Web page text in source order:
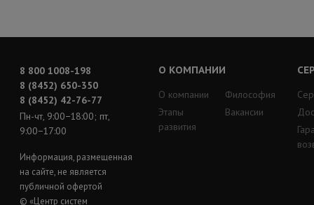
8 800 1008-198
8 (8452) 650-350
8 (8452) 42-76-77
Пн-чт, 9:00−18:00; пт,
9:00−17:00
Информация, размещенная
на сайте, не является
публичной офертой
© «Центр систем
О КОМПАНИИ
О компании
Этапы
развития
Философия
Вакансии